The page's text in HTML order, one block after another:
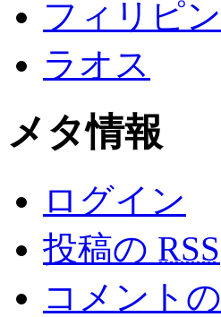
フィリピン
ラオス
メタ情報
ログイン
投稿の RSS
コメントの